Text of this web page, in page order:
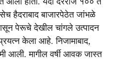
हैदराबाद बाजारपेठेत जांभळे
पेरूचे देखील चांगले उत्पादन
केला आहे. निजामाबाद,
आली. मागील वर्षी आवक जास्त